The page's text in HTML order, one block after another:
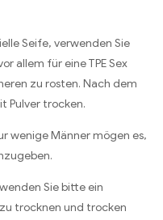
Seife, verwenden Sie
allem für eine TPE Sex
zu rosten. Nach dem
Pulver trocken.
wenige Männer mögen es,
Sie bitte ein
trocknen und trocken